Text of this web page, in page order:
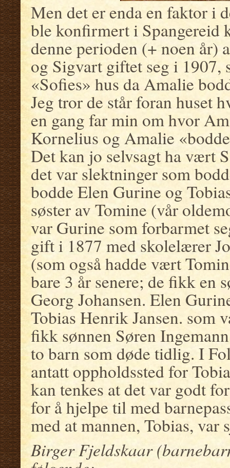
Men det er enda en faktor i
ble konfirmert i Spangereid
denne perioden (+ noen år)
og Sigvart giftet seg i 1907,
«Sofies» hus da Amalie
Jeg tror de står foran huset
en gang far min om hvor
Kornelius og Amalie
Det kan jo selvsagt ha vært
det var slektninger som
bodde Elen Gurine og
søster av Tomine (vår
var Gurine som forbarmet
gift i 1877 med skolelærer
(som også hadde vært
bare 3 år senere; de fikk en
Georg Johansen. Elen
Tobias Henrik Jansen. som
fikk sønnen Søren
to barn som døde tidlig. I
antatt oppholdssted for
kan tenkes at det var godt
for å hjelpe til med
med at mannen, Tobias, var
Birger Fjeldskaar